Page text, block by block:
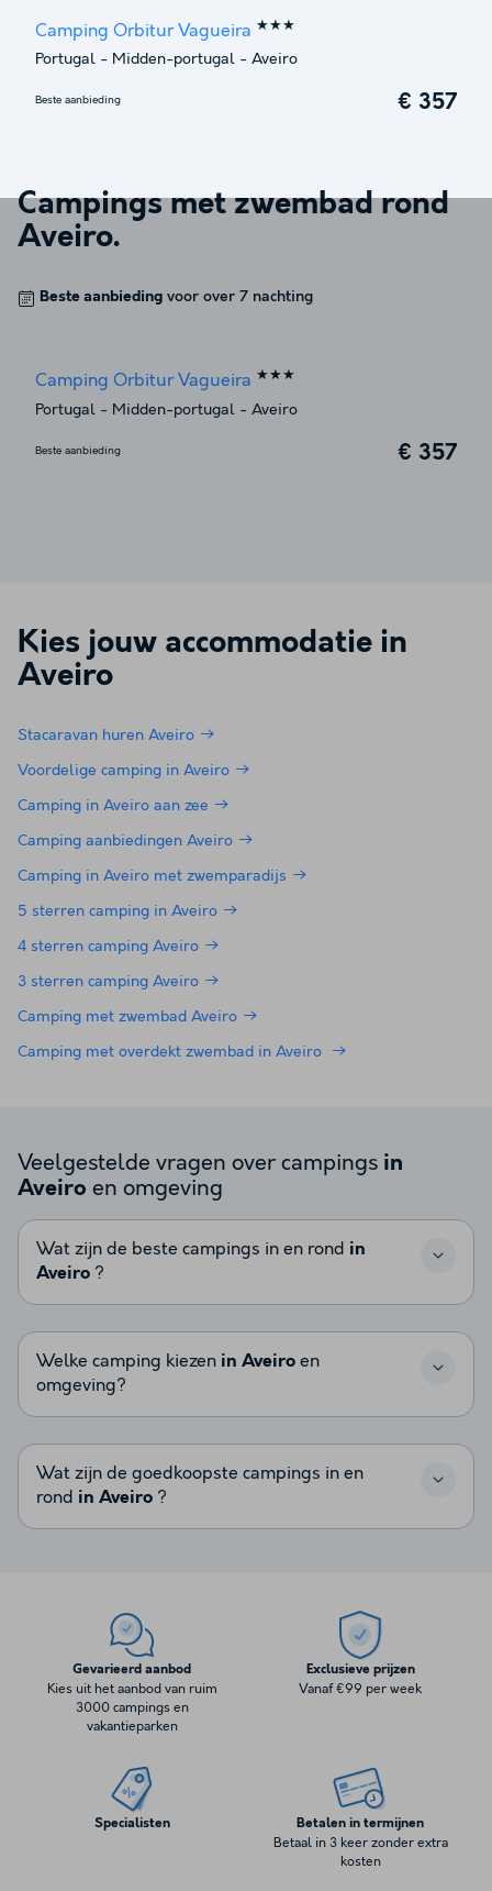
Camping Orbitur Vagueira ★★★
Portugal - Midden-portugal - Aveiro
Beste aanbieding € 357
Campings met zwembad rond
Aveiro.
Beste aanbieding voor over 7 nachting
Camping Orbitur Vagueira ★★★
Portugal - Midden-portugal - Aveiro
Beste aanbieding € 357
Kies jouw accommodatie in
Aveiro
Stacaravan huren Aveiro
Voordelige camping in Aveiro
Camping in Aveiro aan zee
Camping aanbiedingen Aveiro
Camping in Aveiro met zwemparadijs
5 sterren camping in Aveiro
4 sterren camping Aveiro
3 sterren camping Aveiro
Camping met zwembad Aveiro
Camping met overdekt zwembad in Aveiro
Veelgestelde vragen over campings in
Aveiro en omgeving
Wat zijn de beste campings in en rond in
Aveiro ?
Welke camping kiezen in Aveiro en
omgeving?
Wat zijn de goedkoopste campings in en
rond in Aveiro ?
Gevarieerd aanbod
Kies uit het aanbod van ruim
3000 campings en
vakantieparken
Exclusieve prijzen
Vanaf €99 per week
Specialisten Betalen in termijnen
Betaal in 3 keer zonder extra
kosten